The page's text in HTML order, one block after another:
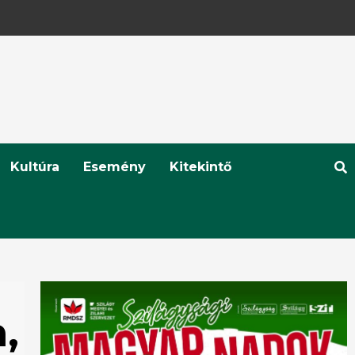
Kultúra Esemény Kitekintő